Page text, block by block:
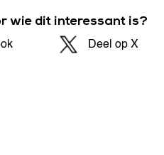
wie dit interessant is?
Deel op X